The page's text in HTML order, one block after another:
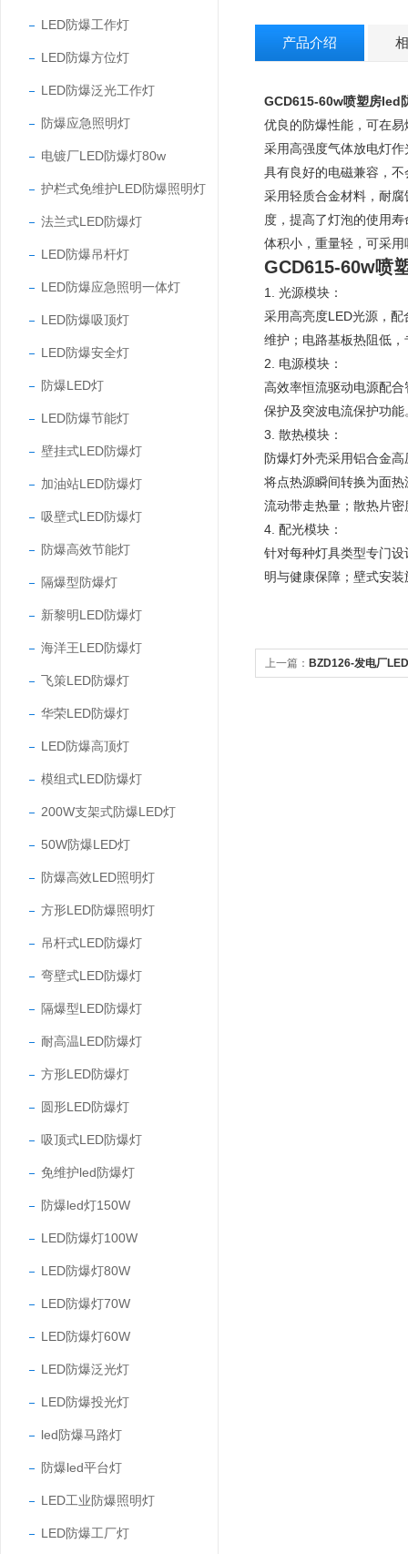
LED防爆工作灯
LED防爆方位灯
LED防爆泛光工作灯
防爆应急照明灯
电镀厂LED防爆灯80w
护栏式免维护LED防爆照明灯
法兰式LED防爆灯
LED防爆吊杆灯
LED防爆应急照明一体灯
LED防爆吸顶灯
LED防爆安全灯
防爆LED灯
LED防爆节能灯
壁挂式LED防爆灯
加油站LED防爆灯
吸壁式LED防爆灯
防爆高效节能灯
隔爆型防爆灯
新黎明LED防爆灯
海洋王LED防爆灯
飞策LED防爆灯
华荣LED防爆灯
LED防爆高顶灯
模组式LED防爆灯
200W支架式防爆LED灯
50W防爆LED灯
防爆高效LED照明灯
方形LED防爆照明灯
吊杆式LED防爆灯
弯壁式LED防爆灯
隔爆型LED防爆灯
耐高温LED防爆灯
方形LED防爆灯
圆形LED防爆灯
吸顶式LED防爆灯
免维护led防爆灯
防爆led灯150W
LED防爆灯100W
LED防爆灯80W
LED防爆灯70W
LED防爆灯60W
LED防爆泛光灯
LED防爆投光灯
led防爆马路灯
防爆led平台灯
LED工业防爆照明灯
LED防爆工厂灯
产品介绍
GCD615-60w喷塑房led
优良的防爆性能，可在
采用高强度气体放电灯
具有良好的电磁兼容，
采用轻质合金材料，耐
度，提高了灯泡的使用寿
体积小，重量轻，可采
GCD615-60w喷
1. 光源模块：
采用高亮度LED光源，
维护；电路基板热阻低
2. 电源模块：
高效率恒流驱动电源配
保护及突波电流保护功能
3. 散热模块：
防爆灯外壳采用铝合金
将点热源瞬间转换为面
流动带走热量；散热片
4. 配光模块：
针对每种灯具类型专门
明与健康保障；壁式安
上一篇： BZD126-发电厂